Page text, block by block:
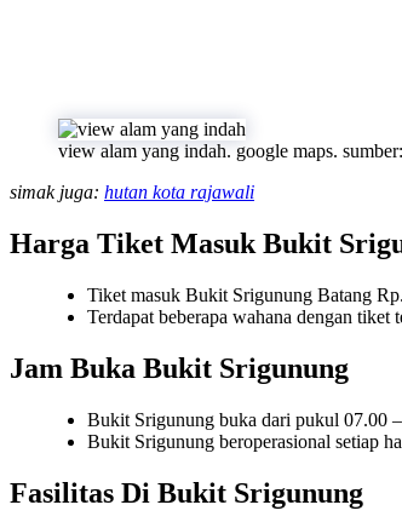
view alam yang indah. google maps. sumber:
simak juga: hutan kota rajawali
Harga Tiket Masuk Bukit
Tiket masuk Bukit Srigunung Batang
Terdapat beberapa wahana dengan tiket
Jam Buka Bukit Srigunung
Bukit Srigunung buka dari pukul 07.00
Bukit Srigunung beroperasional setiap
Fasilitas Di Bukit Srigunung